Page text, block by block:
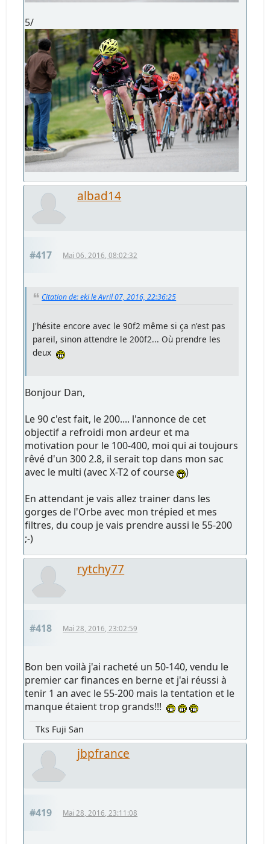
5/
albad14
#417 Mai 06, 2016, 08:02:32
Citation de: eki le Avril 07, 2016, 22:36:25
J'hésite encore avec le 90f2 même si ça n'est pas
pareil, sinon attendre le 200f2... Où prendre les
deux
Bonjour Dan,
Le 90 c'est fait, le 200.... l'annonce de cet
objectif a refroidi mon ardeur et ma
motivation pour le 100-400, moi qui ai toujours
rêvé d'un 300 2.8, il serait top dans mon sac
avec le multi (avec X-T2 of course
)
En attendant je vais allez trainer dans les
gorges de l'Orbe avec mon trépied et mes
filtres, du coup je vais prendre aussi le 55-200
;-)
rytchy77
#418 Mai 28, 2016, 23:02:59
Bon ben voilà j'ai racheté un 50-140, vendu le
premier car finances en berne et j'ai réussi à
tenir 1 an avec le 55-200 mais la tentation et le
manque étaient trop grands!!!
Tks Fuji San
jbpfrance
#419 Mai 28, 2016, 23:11:08